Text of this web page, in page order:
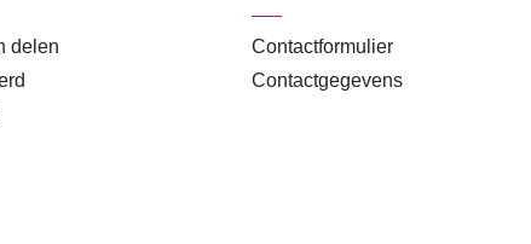
delen
Contactformulier
Contactgegevens